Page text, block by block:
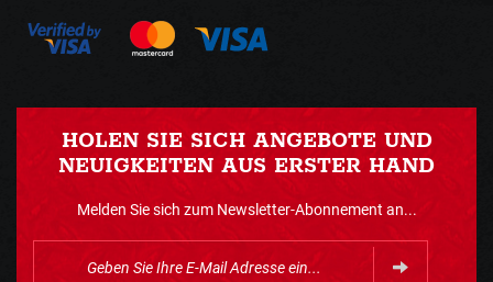
HOLEN SIE SICH ANGEBOTE UND
NEUIGKEITEN AUS ERSTER HAND
Melden Sie sich zum Newsletter-Abonnement an...